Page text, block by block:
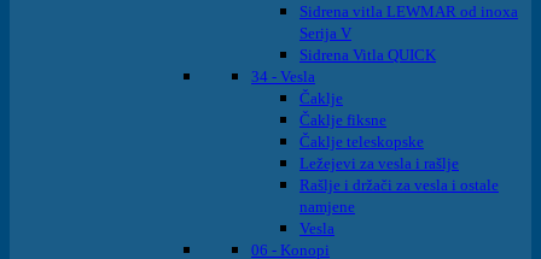
Sidrena vitla LEWMAR od inoxa
Serija V
Sidrena Vitla QUICK
34 - Vesla
Čaklje
Čaklje fiksne
Čaklje teleskopske
Ležejevi za vesla i rašlje
Rašlje i držači za vesla i ostale
namjene
Vesla
06 - Konopi